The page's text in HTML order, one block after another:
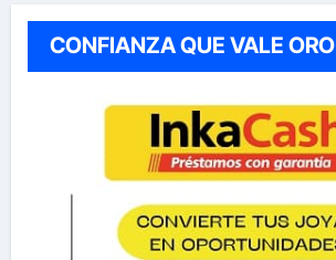
CONFIANZA QUE VALE ORO